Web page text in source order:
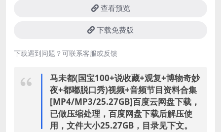
查看预览
下载免费版
下载遇到问题？可联系客服或反馈
马未都(国宝100+说收藏+观复+博物奇妙
夜+都嘟脱口秀)视频+音频节目资料合集
[MP4/MP3/25.27GB]百度云网盘下载，
已做压缩处理，百度网盘下载后解压使
用，文件大小25.27GB，目录见下文。